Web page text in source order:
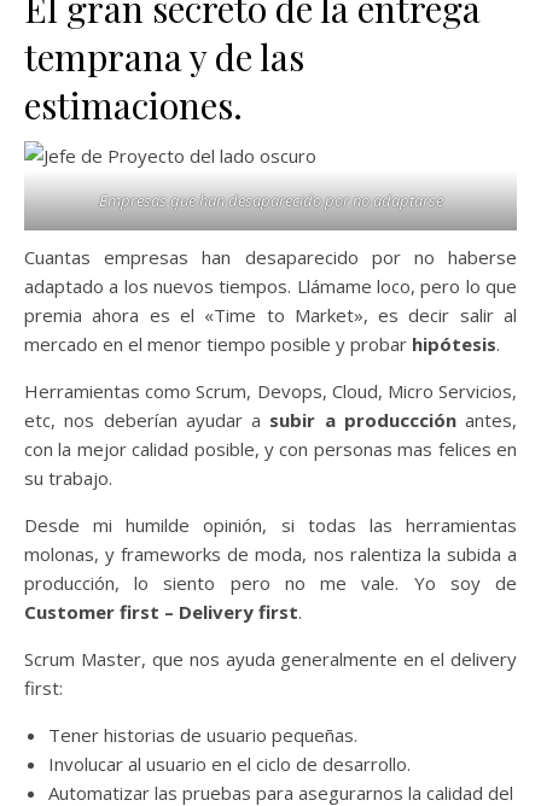
temprana y de las
estimaciones.
Empresas que han desaparecido por no adaptarse
Cuantas empresas han desaparecido por no haberse
adaptado a los nuevos tiempos. Llámame loco, pero lo que
premia ahora es el «Time to Market», es decir salir al
mercado en el menor tiempo posible y probar hipótesis.
Herramientas como Scrum, Devops, Cloud, Micro Servicios,
etc, nos deberían ayudar a subir a produccciónantes,
con la mejor calidad posible, y con personas mas felices en
su trabajo.
Desde mi humilde opinión, si todas las herramientas
molonas, y frameworks de moda, nos ralentiza la subida a
producción, lo siento pero no me vale. Yo soy de
Customer first – Delivery first.
Scrum Master, que nos ayuda generalmente en el delivery
first:
Tener historias de usuario pequeñas.
Involucar al usuario en el ciclo de desarrollo.
Automatizar las pruebas para asegurarnos la calidad del